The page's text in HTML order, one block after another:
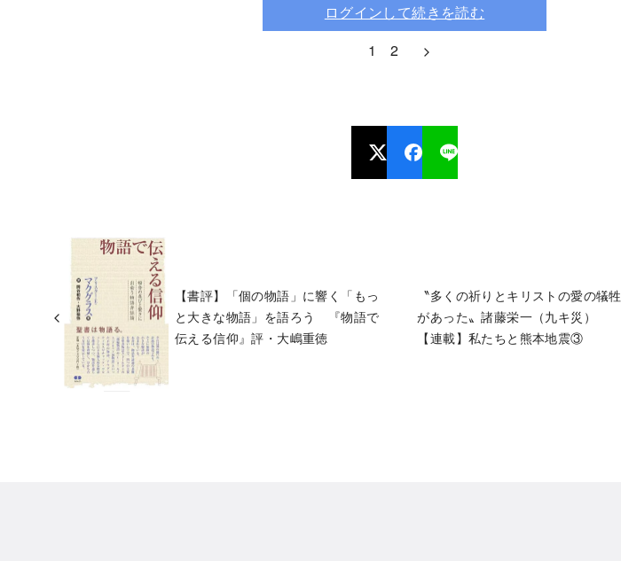
ログインして続きを読む
1
2
【書評】「個の物語」に響く「もっ
と大きな物語」を語ろう 『物語で
伝える信仰』評・大嶋重徳
〝多くの祈りとキリストの愛の犠牲
があった〟諸藤栄一（九キ災）
【連載】私たちと熊本地震③